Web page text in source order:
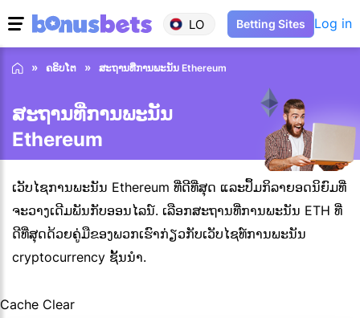
LO Betting Sites Log in
ຄຣິບໂຕ ສະຖານທີ່ການພະນັນ Ethereum
ສະຖານທີ່ການພະນັນ
Ethereum
ເວັບໄຊການພະນັນ Ethereum ທີ່ດີທີ່ສຸດ ແລະປຶ້ມກິລາຍອດນິຍົມທີ່
ຈະວາງເດີມພັນກັບອອນໄລນ໌. ເລືອກສະຖານທີ່ການພະນັນ ETH ທີ່
ດີທີ່ສຸດດ້ວຍຄູ່ມືຂອງພວກເຮົາກ່ຽວກັບເວັບໄຊທ໌ການພະນັນ
cryptocurrency ຊັ້ນນໍາ.
Cache Clear